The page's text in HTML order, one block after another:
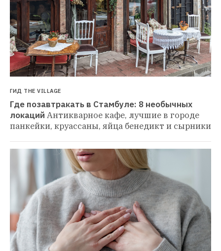
ГИД THE VILLAGE
Где позавтракать в Стамбуле: 8 необычных
локаций Антикварное кафе, лучшие в городе
панкейки, круассаны, яйца бенедикт и сырники